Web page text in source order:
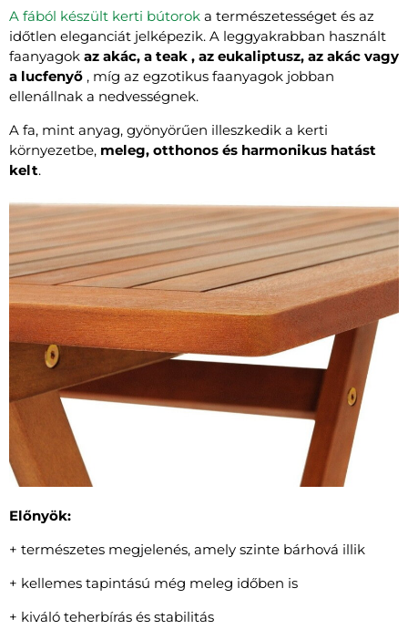
A fából készült kerti bútorok a természetességet és az
időtlen eleganciát jelképezik. A leggyakrabban használt
faanyagok az akác, a teak , az eukaliptusz, az akác vagy
a lucfenyő , míg az egzotikus faanyagok jobban
ellenállnak a nedvességnek.
A fa, mint anyag, gyönyörűen illeszkedik a kerti
környezetbe, meleg, otthonos és harmonikus hatást
kelt.
Előnyök:
+ természetes megjelenés, amely szinte bárhová illik
+ kellemes tapintású még meleg időben is
+ kiváló teherbírás és stabilitás